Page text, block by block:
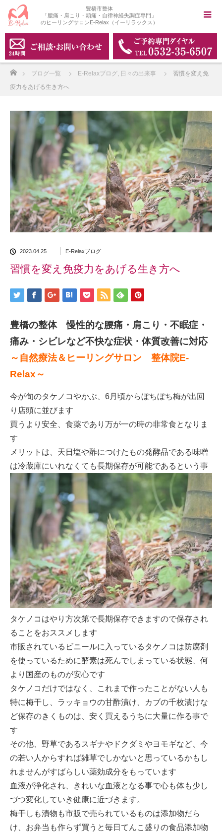
豊橋市整体
「腰痛・肩こり・頭痛・自律神経失調症専門」
のヒーリングサロンE-Relax（イーリラックス）
ブログ一覧 E-Relaxブログ, 日々の出来事
習慣を変え免
疫力をあげる生き方へ
2023.04.25 E-Relaxブログ
習慣を変え免疫力をあげる生き方へ
豊橋の整体 慢性的な腰痛・肩こり・不眠症・
痛み・シビレなど不快な症状・体質改善に対応
～自然療法＆ヒーリングサロン 整体院E-
Relax～
今が旬のタケノコやかぶ、6月頃からぼちぼち梅が出回
り店頭に並びます
買うより安全、食薬であり万が一の時の非常食となりま
す
メリットは、天日塩や酢につけたもの発酵品である味噌
は冷蔵庫にいれなくても長期保存が可能であるという事
タケノコはやり方次第で長期保存できますので保存され
ることをおススメします
市販されているビニールに入っているタケノコは防腐剤
を使っているために酵素は死んでしまっている状態、何
より国産のものが安心です
タケノコだけではなく、これまで作ったことがない人も
特に梅干し、ラッキョウの甘酢漬け、カブの千枚漬けな
ど保存のきくものは、安く買えるうちに大量に作る事で
す
その他、野草であるスギナやドクダミやヨモギなど、今
の若い人からすれば雑草でしかないと思っているかもし
れませんがすばらしい薬効成分をもっています
血液が浄化され、きれいな血液となる事で心も体も少し
づつ変化していき健康に近づきます。
梅干しも漬物も市販で売られているものは添加物だら
け、お弁当も作らず買うと毎日てんこ盛りの食品添加物